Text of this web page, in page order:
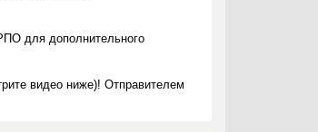
для дополнительного
видео ниже)! Отправителем